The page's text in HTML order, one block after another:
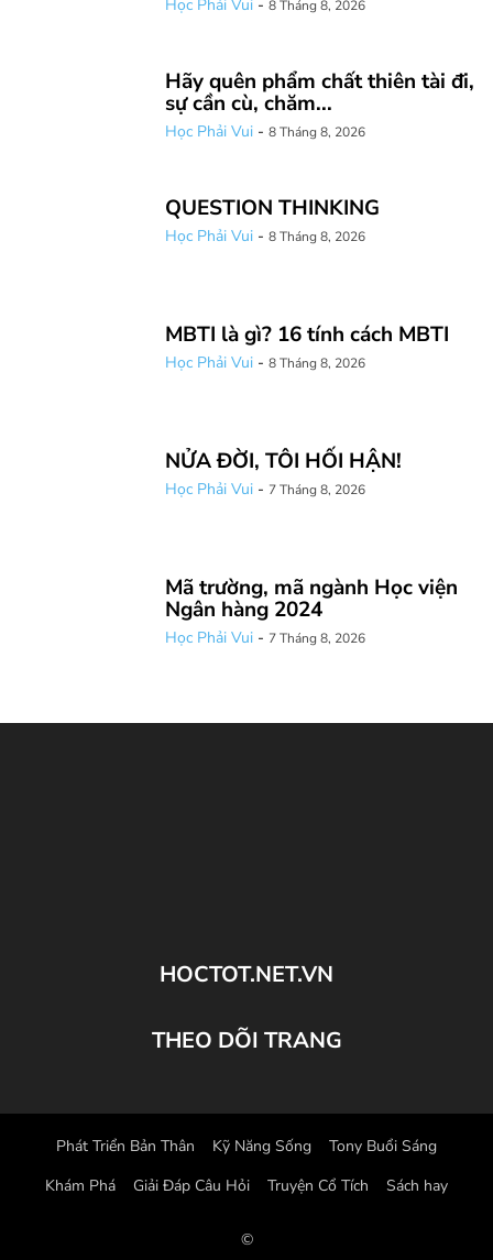
Học Phải Vui - 8 Tháng 8, 2026
Hãy quên phẩm chất thiên tài đi,
sự cần cù, chăm...
Học Phải Vui - 8 Tháng 8, 2026
QUESTION THINKING
Học Phải Vui - 8 Tháng 8, 2026
MBTI là gì? 16 tính cách MBTI
Học Phải Vui - 8 Tháng 8, 2026
NỬA ĐỜI, TÔI HỐI HẬN!
Học Phải Vui - 7 Tháng 8, 2026
Mã trường, mã ngành Học viện
Ngân hàng 2024
Học Phải Vui - 7 Tháng 8, 2026
HOCTOT.NET.VN
THEO DÕI TRANG
Phát Triển Bản Thân Kỹ Năng Sống
Tony Buổi Sáng
Khám Phá
Giải Đáp Câu Hỏi Truyện Cổ Tích Sách hay
©